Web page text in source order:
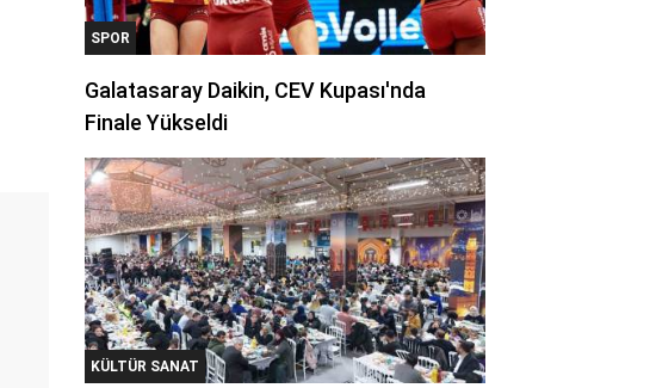
SPOR
Galatasaray Daikin, CEV Kupası'nda
Finale Yükseldi
KÜLTÜR SANAT